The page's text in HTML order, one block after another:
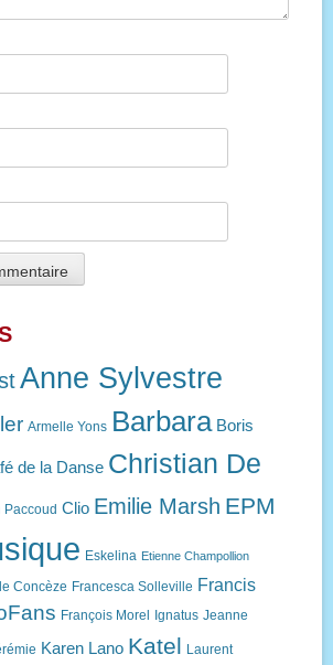
Anne Sylvestre
Armelle Yons Barbara Boris
de la Danse Christian De
Paccoud Clio Emilie Marsh EPM
Eskelina Etienne Champollion
Concèze Francesca Solleville Francis
François Morel Ignatus Jeanne
Karen Lano Katel Laurent